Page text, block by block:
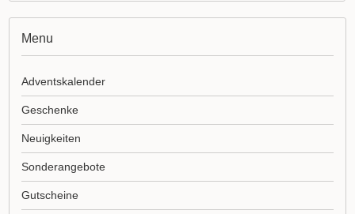
Menu
Adventskalender
Geschenke
Neuigkeiten
Sonderangebote
Gutscheine